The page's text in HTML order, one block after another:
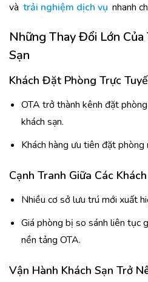
và trải nghiệm dịch vụ nhanh
Những Thay Đổi Lớn Của
Sạn
Khách Đặt Phòng Trực
OTA trở thành kênh đặt
khách sạn.
Khách hàng ưu tiên đặt phòng
Cạnh Tranh Giữa Các
Nhiều cơ sở lưu trú mới xuất
Giá phòng bị so sánh liên tục
nền tảng OTA.
Vận Hành Khách Sạn Trở